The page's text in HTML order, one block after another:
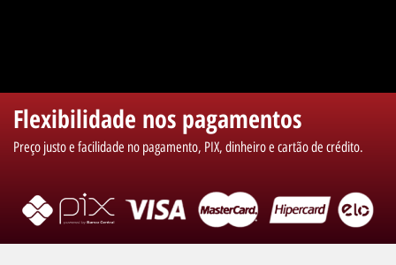
Flexibilidade nos pagamentos
Preço justo e facilidade no pagamento, PIX, dinheiro e cartão de crédito.